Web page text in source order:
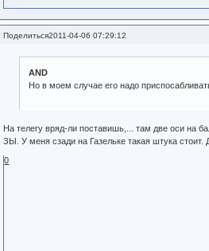
Поделиться2011-04-06 07:29:12
AND
Но в моем случае его надо
На телегу вряд-ли поставишь,... там две оси на
ЗЫ. У меня сзади на Газельке такая штука стоит.
0